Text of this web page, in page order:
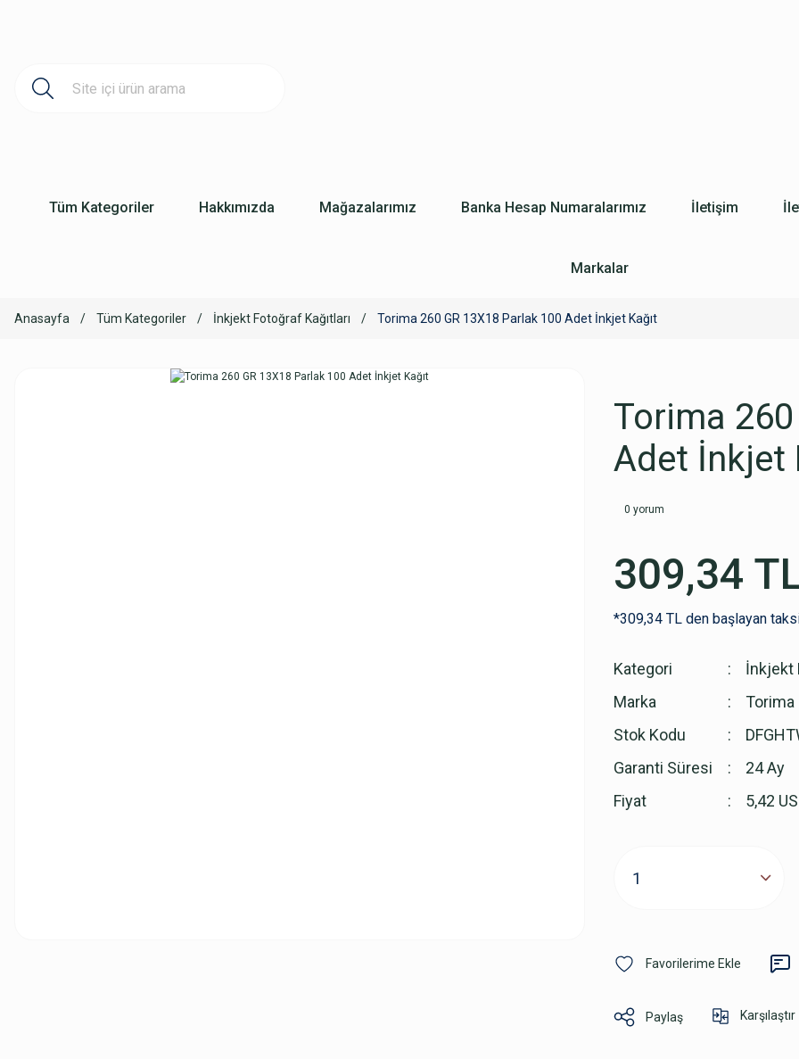
Tüm Kategoriler Hakkımızda Mağazalarımız Banka Hesap Numaralarımız İletişim
Markalar
Anasayfa Tüm Kategoriler İnkjekt Fotoğraf Kağıtları Torima 260 GR 13X18 Parlak 100 Adet İnkjet Kağıt
Torima
Adet İnkjet
0 yorum
309,34
*309,34 TL den başlayan
Kategori
İnkjekt
Marka
Torima
Stok Kodu
Garanti Süresi
24 Ay
Fiyat
5,42
Paylaş Karşılaştır